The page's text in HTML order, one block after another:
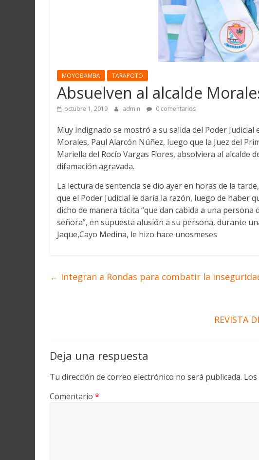
MOYOBAMBA TARAPOTO
Absuelven al alcalde
octubre 1, 2019 admin 0 comentarios
Muy indignado se mostró a su salida del Poder
Morales, Paul Alarcón Núñez, luego que la Juez del
Mariella del Rocío Vargas Flores, absolviera al alcalde
difamación agravada.
La lectura de sentencia se dio ayer en horas de la
que el Poder Judicial le daría la razón, luego de
dicho de manera tácita “que dan cabida a una
señora”, en supuesta alusión a su persona, durante
Jaque,Cayo Medina, le hizo hace unosmeses
← Integran a Rondas para combatir la
REVISTA
Deja una respuesta
Tu dirección de correo electrónico no será publicada.
Comentario *